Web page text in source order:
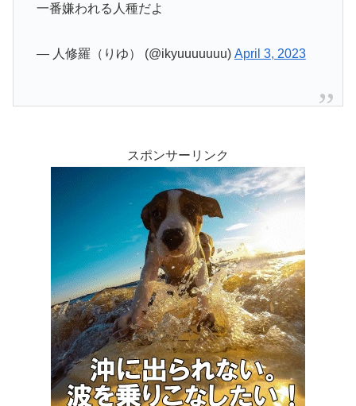
一番嫌われる人種だよ
— 人修羅（りゆ） (@ikyuuuuuuu) April 3, 2023
スポンサーリンク